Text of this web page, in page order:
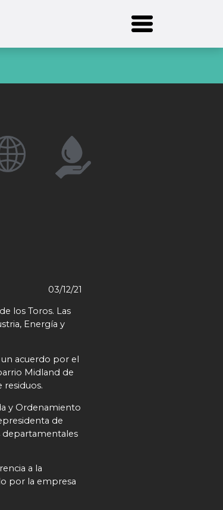
03/12/21
los Toros. Las
Energía y
acuerdo por el
Midland de
residuos.
y Ordenamiento
de
departamentales
a la
por la empresa